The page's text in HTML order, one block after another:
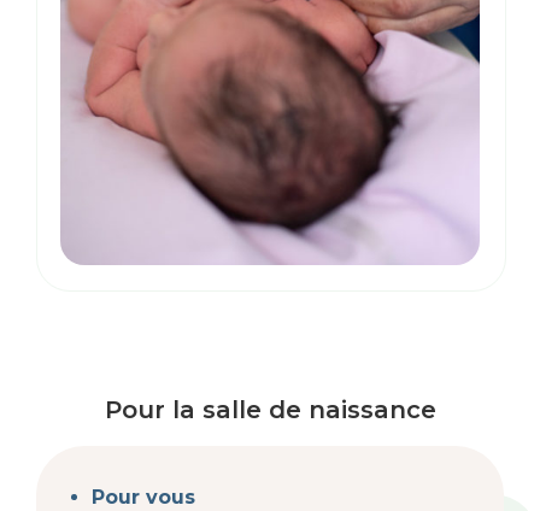
Pour la salle de naissance
Pour vous